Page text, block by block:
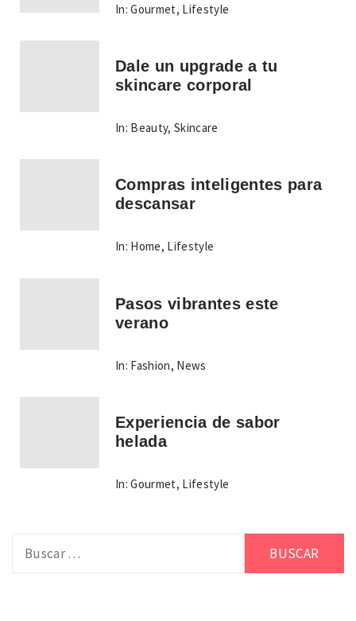
In: Gourmet, Lifestyle
Dale un upgrade a tu
skincare corporal
In: Beauty,Skincare
Compras inteligentes para
descansar
In: Home, Lifestyle
Pasos vibrantes este
verano
In: Fashion, News
Experiencia de sabor
helada
In: Gourmet, Lifestyle